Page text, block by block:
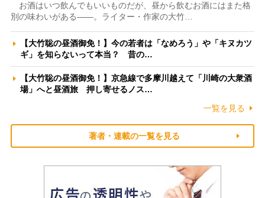
お酒はいつ飲んでもいいものだが、昼から飲むお酒にはまた格
別の味わいがある――。ライター・作家の大竹…
【大竹聡の昼酒御免！】今の若者は「なめろう」や「キヌカツ
ギ」を知らないって本当？ 昔の…
【大竹聡の昼酒御免！】京急線で多摩川越えて「川崎の大衆酒
場」へと昼酒旅 押し寄せるノス…
一覧を見る
著者・連載の一覧を見る